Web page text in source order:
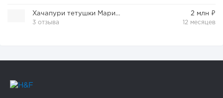
Хачапури тетушки Марико
3 отзыва
2 млн ₽
12 месяцев